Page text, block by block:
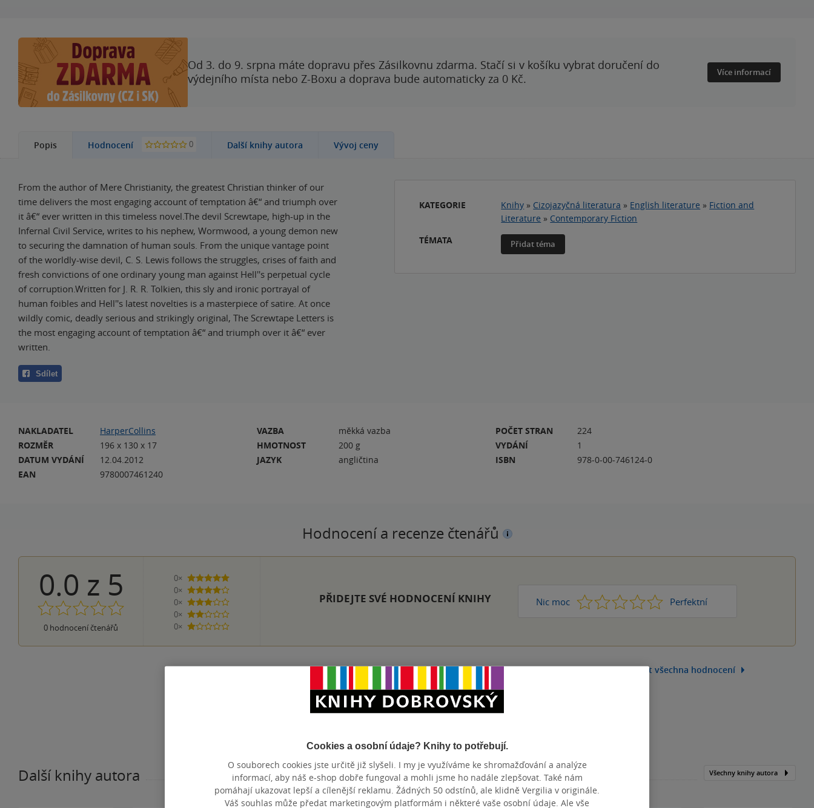
Od 3. do 9. srpna máte dopravu přes Zásilkovnu zdarma. Stačí si v košíku vybrat doručení do
výdejního místa nebo Z-Boxu a doprava bude automaticky za 0 Kč.
Více informací
Popis Hodnocení 0 Další knihy autora Vývoj ceny
From the author of Mere Christianity, the greatest Christian thinker of our
time delivers the most engaging account of temptation â€“ and triumph over
it â€“ ever written in this timeless novel.The devil Screwtape, high-up in the
Infernal Civil Service, writes to his nephew, Wormwood, a young demon new
to securing the damnation of human souls. From the unique vantage point
of the worldly-wise devil, C. S. Lewis follows the struggles, crises of faith and
fresh convictions of one ordinary young man against Hell''s perpetual cycle
of corruption.Written for J. R. R. Tolkien, this sly and ironic portrayal of
human foibles and Hell''s latest novelties is a masterpiece of satire. At once
wildly comic, deadly serious and strikingly original, The Screwtape Letters is
the most engaging account of temptation â€“ and triumph over it â€“ ever
written.
Sdílet
KATEGORIE Knihy » Cizojazyčná literatura » English literature » Fiction and
Literature » Contemporary Fiction
TÉMATA
Přidat téma
NAKLADATEL
HarperCollins
ROZMĚR
196 x 130 x 17
DATUM VYDÁNÍ
12.04.2012
EAN
9780007461240
VAZBA
měkká vazba
HMOTNOST
200 g
JAZYK
angličtina
POČET STRAN
224
VYDÁNÍ
1
ISBN
978-0-00-746124-0
Hodnocení a recenze čtenářů
0.0 z 5
0 hodnocení čtenářů
0×
5 hvězdiček
0×
4 hvězdičky
0×
3 hvězdičky
0×
2 hvězdičky
0×
1 hvezdička
PŘIDEJTE SVÉ HODNOCENÍ KNIHY Nic moc 1 2 3 4 Perfektní
5
Zobrazit všechna hodnocení
Přidat hodnocení
Další knihy autora Všechny knihy autora
Cookies a osobní údaje? Knihy to potřebují.
O souborech cookies jste určitě již slyšeli. I my je využíváme ke shromažďování a analýze
informací, aby náš e-shop dobře fungoval a mohli jsme ho nadále zlepšovat. Také nám
pomáhají ukazovat lepší a cílenější reklamu. Žádných 50 odstínů, ale klidně Vergilia v originále.
Váš souhlas může předat marketingovým platformám i některé vaše osobní údaje. Ale vše